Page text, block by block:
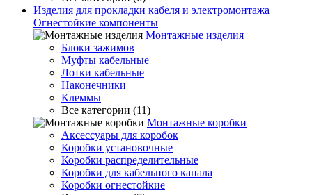
Изделия для прокладки кабеля и электромонтажа
Огнестойкие компоненты
Монтажные изделия
Блоки зажимов
Муфты кабельные
Лотки кабельные
Наконечники
Клеммы
Все категории (11)
Монтажные коробки
Аксессуары для коробок
Коробки установочные
Коробки распределительные
Коробки для кабельного канала
Коробки огнестойкие